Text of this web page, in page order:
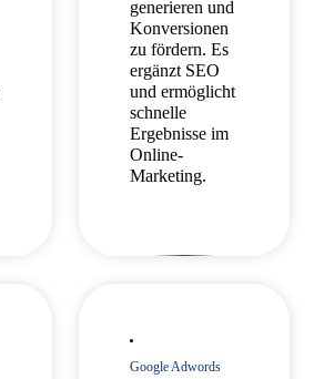
generieren und
Konversionen
zu fördern. Es
ergänzt SEO
und ermöglicht
schnelle
Ergebnisse im
Online-
Marketing.
Google Adwords